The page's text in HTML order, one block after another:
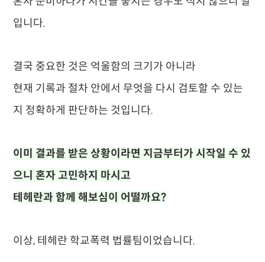
입니다.
결국 중요한 것은 억울함의 크기가 아니라
현재 기록과 절차 안에서 무엇을 다시 검토할 수 있는
지 정확하게 판단하는 것입니다.
이미 결과를 받은 상황이라면 지금부터가 시작일 수 있
으니 혼자 고민하지 마시고
테헤란과 함께 해보심이 어떨까요?
이상, 테헤란 학교폭력 법률팀이었습니다.